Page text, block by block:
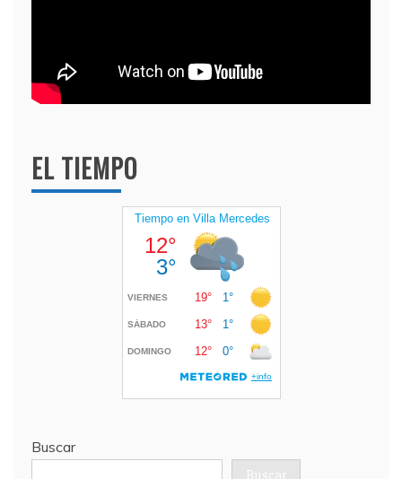
EL TIEMPO
Buscar